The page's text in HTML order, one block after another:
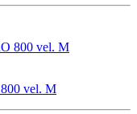
vel. M